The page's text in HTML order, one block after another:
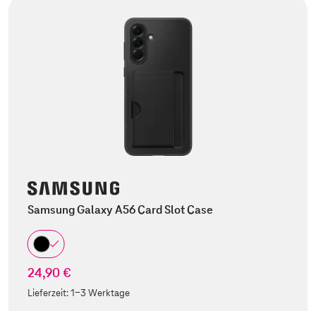
Samsung Galaxy A56 Card Slot Case
24,90 €
Lieferzeit:1-3 Werktage